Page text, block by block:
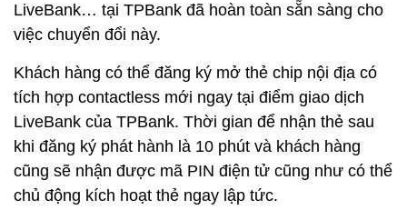
LiveBank… tại TPBank đã hoàn toàn sẵn sàng cho
việc chuyển đổi này.
Khách hàng có thể đăng ký mở thẻ chip nội địa có
tích hợp contactless mới ngay tại điểm giao dịch
LiveBank của TPBank. Thời gian để nhận thẻ sau
khi đăng ký phát hành là 10 phút và khách hàng
cũng sẽ nhận được mã PIN điện tử cũng như có thể
chủ động kích hoạt thẻ ngay lập tức.